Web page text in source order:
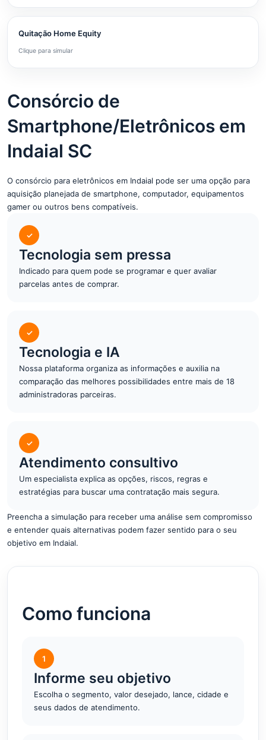
Quitação Home Equity
Clique para simular
Consórcio de
Smartphone/Eletrônicos em
Indaial SC
O consórcio para eletrônicos em Indaial pode ser uma opção para
aquisição planejada de smartphone, computador, equipamentos
gamer ou outros bens compatíveis.
✓
Tecnologia sem pressa
Indicado para quem pode se programar e quer avaliar
parcelas antes de comprar.
✓
Tecnologia e IA
Nossa plataforma organiza as informações e auxilia na
comparação das melhores possibilidades entre mais de 18
administradoras parceiras.
✓
Atendimento consultivo
Um especialista explica as opções, riscos, regras e
estratégias para buscar uma contratação mais segura.
Preencha a simulação para receber uma análise sem compromisso
e entender quais alternativas podem fazer sentido para o seu
objetivo em Indaial.
Como funciona
1
Informe seu objetivo
Escolha o segmento, valor desejado, lance, cidade e
seus dados de atendimento.